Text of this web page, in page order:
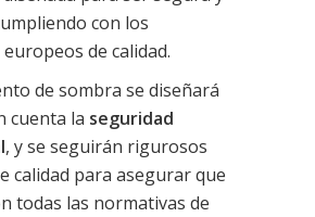
con los
de calidad.
de sombra se diseñará
cuenta la seguridad
, y se seguirán rigurosos
calidad para asegurar que
todas las normativas de